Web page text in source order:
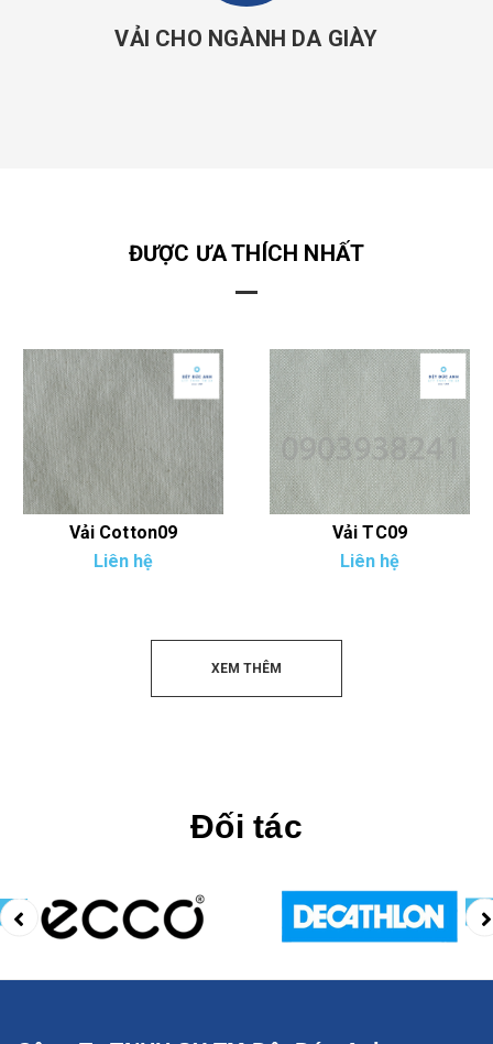
VẢI CHO NGÀNH DA GIÀY
ĐƯỢC ƯA THÍCH NHẤT
Vải Cotton09
Liên hệ
Vải TC09
Liên hệ
XEM THÊM
Đối tác